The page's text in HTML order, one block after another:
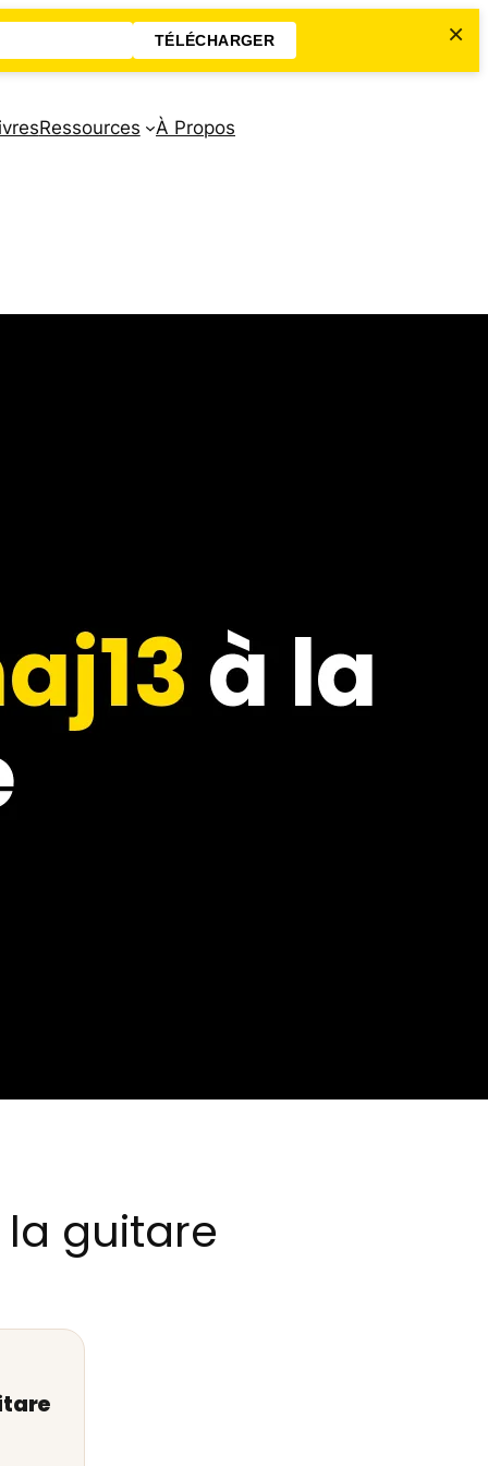
TÉLÉCHARGER ×
Ressources À Propos
la guitare